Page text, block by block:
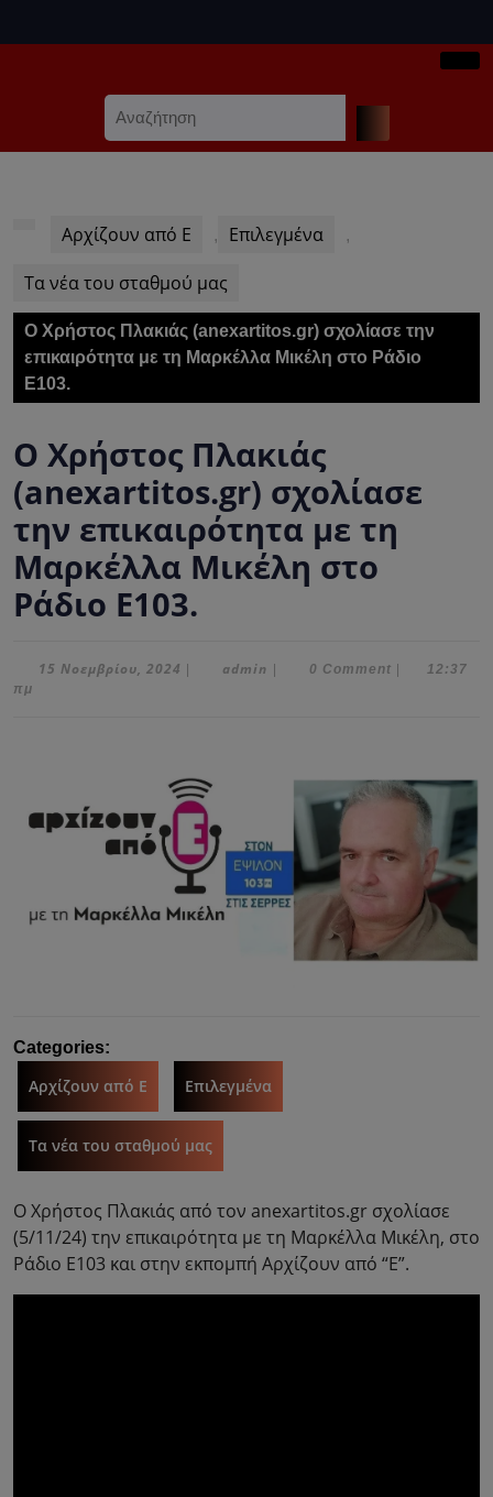
to
for:
Αρχίζουν από Ε , Επιλεγμένα ,
Τα νέα του σταθμού μας
Ο Χρήστος Πλακιάς (anexartitos.gr) σχολίασε την
επικαιρότητα με τη Μαρκέλλα Μικέλη στο Ράδιο
Ε103.
Ο Χρήστος Πλακιάς
(anexartitos.gr) σχολίασε
την επικαιρότητα με τη
Μαρκέλλα Μικέλη στο
Ράδιο Ε103.
15 Νοεμβρίου, 2024 15
admin admin0 Comment
12:37
πμ
Categories:
Αρχίζουν από Ε Επιλεγμένα
Τα νέα του σταθμού μας
Ο Χρήστος Πλακιάς από τον anexartitos.gr σχολίασε
(5/11/24) την επικαιρότητα με τη Μαρκέλλα Μικέλη, στο
Ράδιο Ε103 και στην εκπομπή Αρχίζουν από “Ε”.